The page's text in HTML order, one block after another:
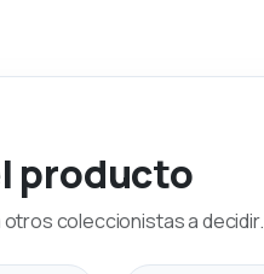
producto
coleccionistas a decidir.